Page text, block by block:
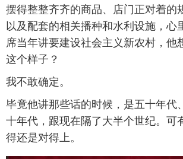
摆得整整齐齐的商品、店门正对着的
以及配套的相关播种和水利设施，心
席当年讲要建设社会主义新农村，他
这个样子？
我不敢确定。
毕竟他讲那些话的时候，是五十年代
十年代，跟现在隔了大半个世纪。可
得还是对得上。